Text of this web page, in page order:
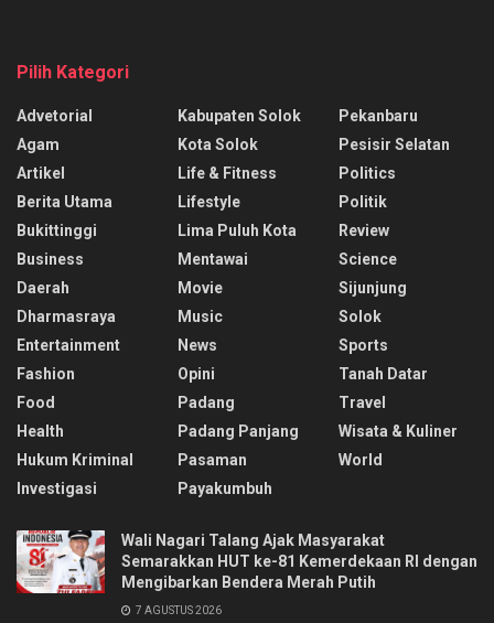
Pilih Kategori
Advetorial
Agam
Artikel
Berita Utama
Bukittinggi
Business
Daerah
Dharmasraya
Entertainment
Fashion
Food
Health
Hukum Kriminal
Investigasi
Kabupaten Solok
Kota Solok
Life & Fitness
Lifestyle
Lima Puluh Kota
Mentawai
Movie
Music
News
Opini
Padang
Padang Panjang
Pasaman
Payakumbuh
Pekanbaru
Pesisir Selatan
Politics
Politik
Review
Science
Sijunjung
Solok
Sports
Tanah Datar
Travel
Wisata & Kuliner
World
Wali Nagari Talang Ajak Masyarakat
Semarakkan HUT ke-81 Kemerdekaan RI dengan
Mengibarkan Bendera Merah Putih
7 AGUSTUS 2026